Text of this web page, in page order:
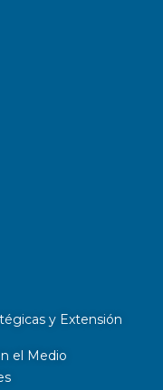
y Extensión
el Medio